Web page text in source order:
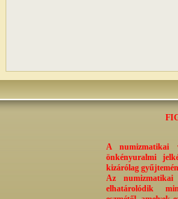
A numizmatikai
önkényuralmi
kizárólag
Az numizmatikai
elhatárolódik